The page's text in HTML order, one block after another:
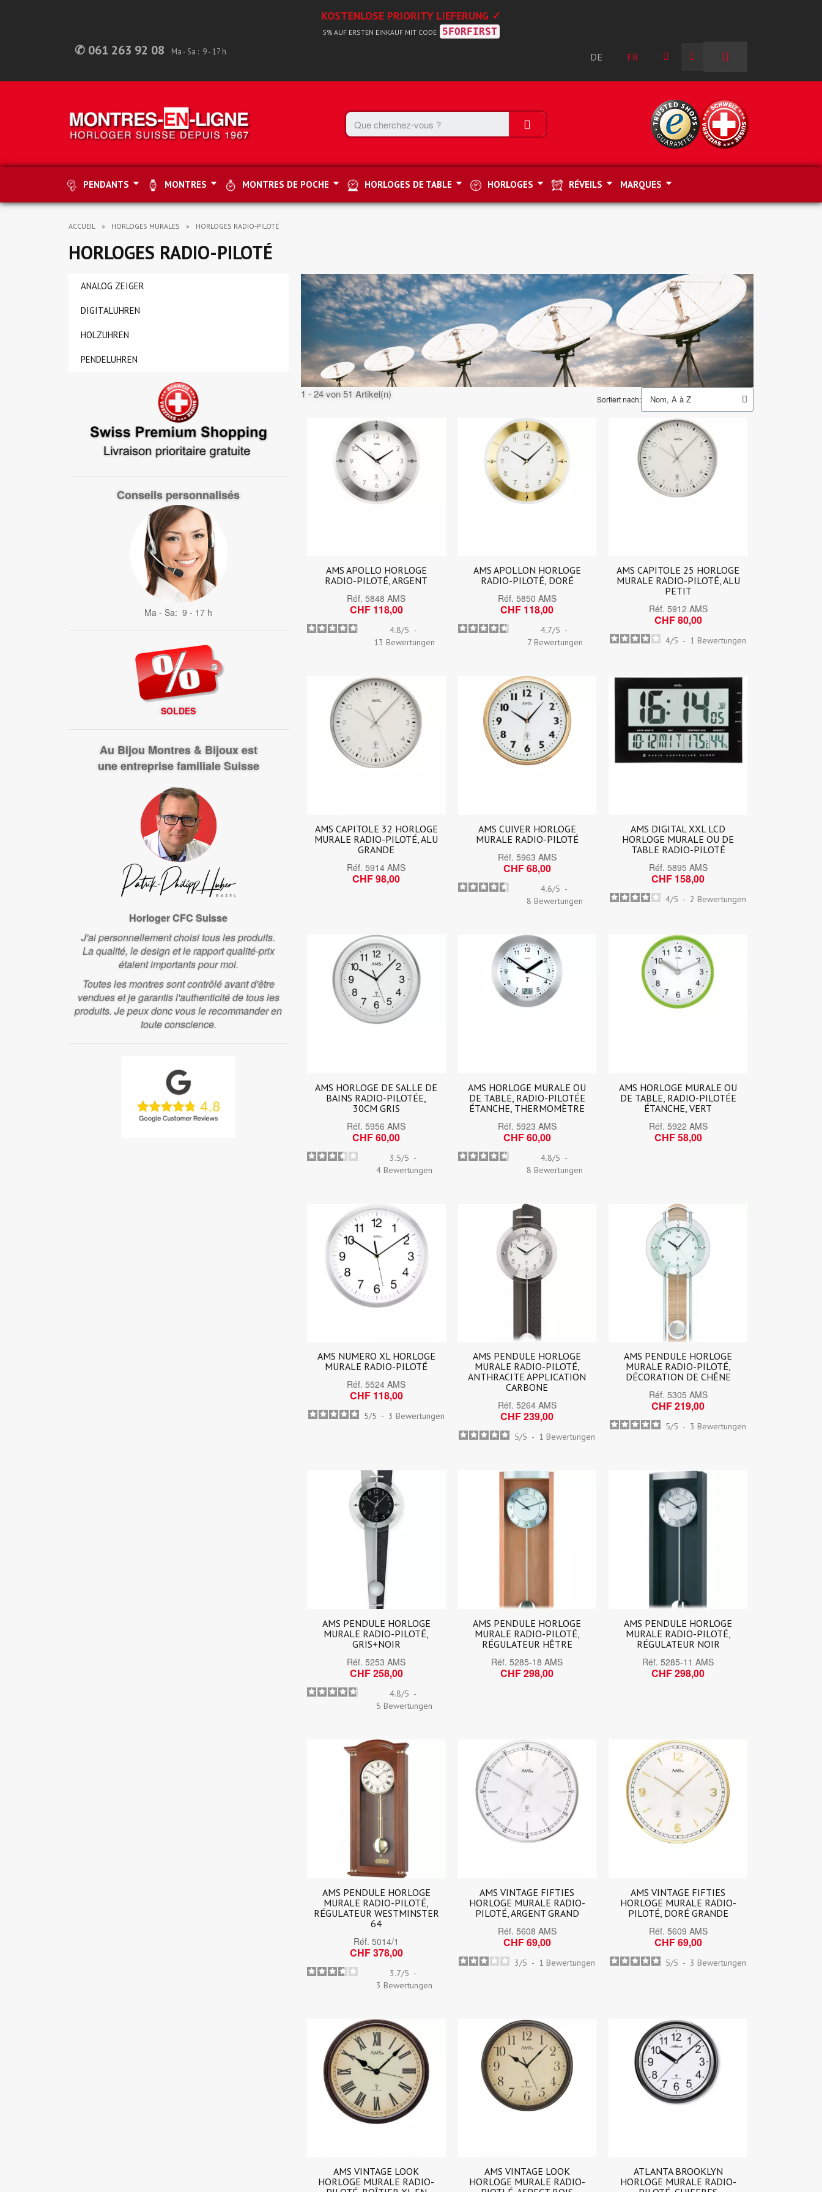
KOSTENLOSE PRIORITY LIEFERUNG ✓
5% AUF ERSTEN EINKAUF MIT CODE 5FORFIRST
✆ 061 263 92 08 Ma - Sa : 9 - 17 h DE FR
PENDANTS MONTRES MONTRES DE POCHE HORLOGES DE TABLE HORLOGES RÉVEILS MARQUES
ACCUEIL HORLOGES MURALES HORLOGES RADIO-PILOTÉ
HORLOGES RADIO-PILOTÉ
ANALOG ZEIGER
DIGITALUHREN
HOLZUHREN
PENDELUHREN
Conseils personnalisés
Ma - Sa: 9 - 17 h
SOLDES
Au Bijou Montres & Bijoux est
une entreprise familiale Suisse
Horloger CFC Suisse
J'ai personnellement choisi tous les produits.
La qualité, le design et le rapport qualité-prix
étaient importants pour moi.
Toutes les montres sont contrôlé avant d'être
vendues et je garantis l'authenticité de tous les
produits. Je peux donc vous le recommander en
toute conscience.
1 - 24 von 51 Artikel(n) Sortiert nach:
AMS APOLLO HORLOGE
RADIO-PILOTÉ, ARGENT
Réf.5848 AMS
CHF 118,00
4.8/5 -
13 Bewertungen
AMS APOLLON HORLOGE
RADIO-PILOTÉ, DORÉ
Réf. 5850 AMS
CHF 118,00
4.7/5 -
7 Bewertungen
AMS CAPITOLE 25 HORLOGE
MURALE RADIO-PILOTÉ, ALU
PETIT
Réf. 5912 AMS
CHF 80,00
4/5 - 1 Bewertungen
AMS CAPITOLE 32 HORLOGE
MURALE RADIO-PILOTÉ, ALU
GRANDE
Réf.5914 AMS
CHF 98,00
AMS CUIVER HORLOGE
MURALE RADIO-PILOTÉ
Réf. 5963 AMS
CHF 68,00
4.6/5 -
8 Bewertungen
AMS DIGITAL XXL LCD
HORLOGE MURALE OU DE
TABLE RADIO-PILOTÉ
Réf. 5895 AMS
CHF 158,00
4/5 - 2 Bewertungen
AMS HORLOGE DE SALLE DE
BAINS RADIO-PILOTÉE,
30CM GRIS
Réf.5956 AMS
CHF 60,00
3.5/5 -
4 Bewertungen
AMS HORLOGE MURALE OU
DE TABLE, RADIO-PILOTÉE
ÉTANCHE, THERMOMÈTRE
Réf. 5923 AMS
CHF 60,00
4.8/5 -
8 Bewertungen
AMS HORLOGE MURALE OU
DE TABLE, RADIO-PILOTÉE
ÉTANCHE, VERT
Réf. 5922 AMS
CHF 58,00
AMS NUMERO XL HORLOGE
MURALE RADIO-PILOTÉ
Réf.5524 AMS
CHF 118,00
5/5 - 3 Bewertungen
AMS PENDULE HORLOGE
MURALE RADIO-PILOTÉ,
ANTHRACITE APPLICATION
CARBONE
Réf. 5264 AMS
CHF 239,00
5/5 - 1 Bewertungen
AMS PENDULE HORLOGE
MURALE RADIO-PILOTÉ,
DÉCORATION DE CHÊNE
Réf. 5305 AMS
CHF 219,00
5/5 - 3 Bewertungen
AMS PENDULE HORLOGE
MURALE RADIO-PILOTÉ,
GRIS+NOIR
Réf.5253 AMS
CHF 258,00
4.8/5 -
5 Bewertungen
AMS PENDULE HORLOGE
MURALE RADIO-PILOTÉ,
RÉGULATEUR HÊTRE
Réf.5285-18 AMS
CHF 298,00
AMS PENDULE HORLOGE
MURALE RADIO-PILOTÉ,
RÉGULATEUR NOIR
Réf.5285-11 AMS
CHF 298,00
AMS PENDULE HORLOGE
MURALE RADIO-PILOTÉ,
RÉGULATEUR WESTMINSTER
64
Réf.5014/1
CHF 378,00
3.7/5 -
3 Bewertungen
AMS VINTAGE FIFTIES
HORLOGE MURALE RADIO-
PILOTÉ, ARGENT GRAND
Réf. 5608 AMS
CHF 69,00
3/5 - 1 Bewertungen
AMS VINTAGE FIFTIES
HORLOGE MURALE RADIO-
PILOTÉ, DORÉ GRANDE
Réf. 5609 AMS
CHF 69,00
5/5 - 3 Bewertungen
AMS VINTAGE LOOK
HORLOGE MURALE RADIO-
AMS VINTAGE LOOK
HORLOGE MURALE RADIO-
ATLANTA BROOKLYN
HORLOGE MURALE RADIO-